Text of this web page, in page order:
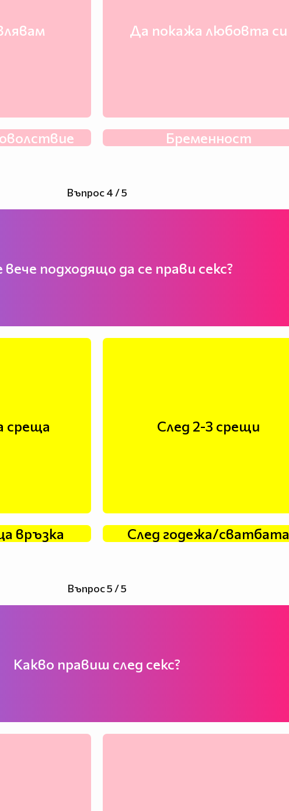
Да покажа любовта си
Бременност
Въпрос 4 / 5
вече подходящо да се прави секс?
среща След 2-3 срещи
връзка След годежа/сватбата
Въпрос 5 / 5
Какво правиш след секс?